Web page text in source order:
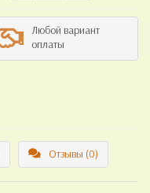
Любой вариант
оплаты
Отзывы (0)